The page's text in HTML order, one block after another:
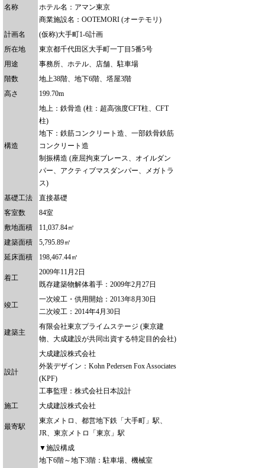
名称
ホテル名：アマン東京
商業施設名：OOTEMORI (オーテモリ)
計画名
(仮称)大手町1-6計画
所在地
東京都千代田区大手町一丁目5番5号
用途
事務所、ホテル、店舗、駐車場
階数
地上38階、地下6階、塔屋3階
高さ
199.70m
構造
地上：鉄骨造 (柱：超高強度CFT柱、CFT
柱)
地下：鉄筋コンクリート造、一部鉄骨鉄筋
コンクリート造
制振構造 (座屈拘束ブレース、オイルダン
パー、アクティブマスダンパー、メガトラ
ス)
基礎工法
直接基礎
客室数
84室
敷地面積
11,037.84㎡
建築面積
5,795.89㎡
延床面積
198,467.44㎡
着工
2009年11月2日
既存建築物解体着手：2009年2月27日
竣工
一次竣工・供用開始：2013年8月30日
二次竣工：2014年4月30日
建築主
有限会社東京プライムステージ (東京建
物、大成建設が共同出資する特定目的会社)
設計
大成建設株式会社
外装デザイン：Kohn Pedersen Fox Associates
(KPF)
工事監理：株式会社日本設計
施工
大成建設株式会社
最寄駅
東京メトロ、都営地下鉄「大手町」駅、
JR、東京メトロ「東京」駅
▼施設構成
地下6階～地下3階：駐車場、機械室